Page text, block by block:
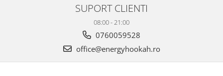
SUPORT CLIENTI
08:00 - 21:00
0760059528
office@energyhookah.ro